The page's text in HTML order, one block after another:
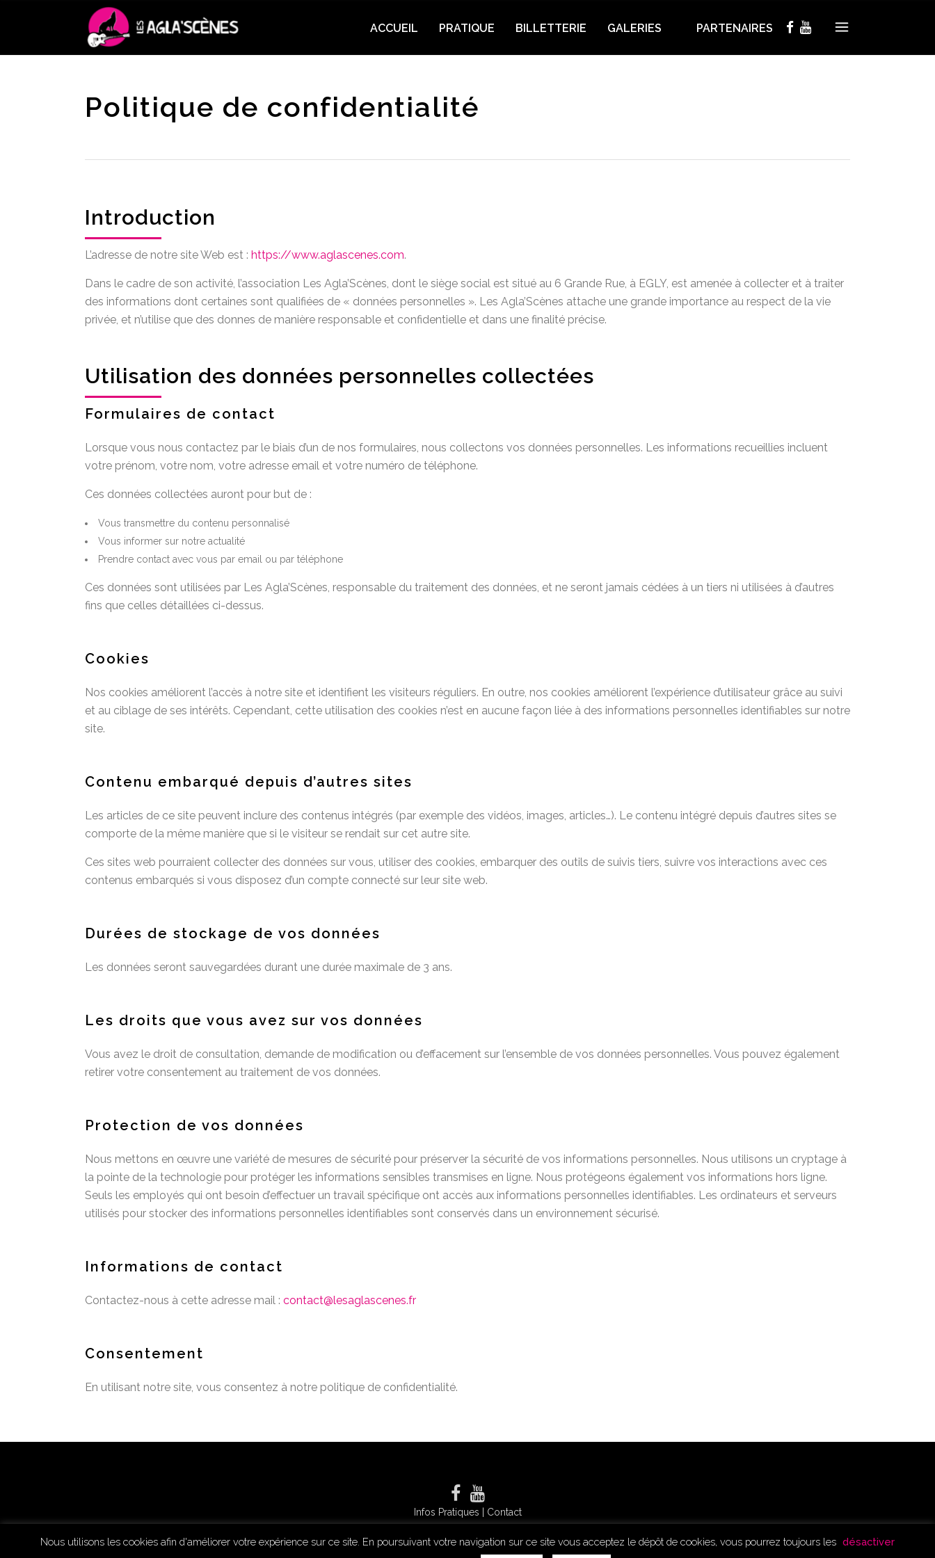
ACCUEIL PRATIQUE BILLETTERIE GALERIES PARTENAIRES
Politique de confidentialité
Introduction
L’adresse de notre site Web est : https://www.aglascenes.com.
Dans le cadre de son activité, l’association Les Agla’Scènes, dont le siège social est situé au 6 Grande Rue, à EGLY, est amenée à collecter et à traiter
des informations dont certaines sont qualifiées de « données personnelles ». Les Agla’Scènes attache une grande importance au respect de la vie
privée, et n’utilise que des donnes de manière responsable et confidentielle et dans une finalité précise.
Utilisation des données personnelles collectées
Formulaires de contact
Lorsque vous nous contactez par le biais d’un de nos formulaires, nous collectons vos données personnelles. Les informations recueillies incluent
votre prénom, votre nom, votre adresse email et votre numéro de téléphone.
Ces données collectées auront pour but de :
Vous transmettre du contenu personnalisé
Vous informer sur notre actualité
Prendre contact avec vous par email ou par téléphone
Ces données sont utilisées par Les Agla’Scènes, responsable du traitement des données, et ne seront jamais cédées à un tiers ni utilisées à d’autres
fins que celles détaillées ci-dessus.
Cookies
Nos cookies améliorent l’accès à notre site et identifient les visiteurs réguliers. En outre, nos cookies améliorent l’expérience d’utilisateur grâce au suivi
et au ciblage de ses intérêts. Cependant, cette utilisation des cookies n’est en aucune façon liée à des informations personnelles identifiables sur notre
site.
Contenu embarqué depuis d’autres sites
Les articles de ce site peuvent inclure des contenus intégrés (par exemple des vidéos, images, articles…). Le contenu intégré depuis d’autres sites se
comporte de la même manière que si le visiteur se rendait sur cet autre site.
Ces sites web pourraient collecter des données sur vous, utiliser des cookies, embarquer des outils de suivis tiers, suivre vos interactions avec ces
contenus embarqués si vous disposez d’un compte connecté sur leur site web.
Durées de stockage de vos données
Les données seront sauvegardées durant une durée maximale de 3 ans.
Les droits que vous avez sur vos données
Vous avez le droit de consultation, demande de modification ou d’effacement sur l’ensemble de vos données personnelles. Vous pouvez également
retirer votre consentement au traitement de vos données.
Protection de vos données
Nous mettons en œuvre une variété de mesures de sécurité pour préserver la sécurité de vos informations personnelles. Nous utilisons un cryptage à
la pointe de la technologie pour protéger les informations sensibles transmises en ligne. Nous protégeons également vos informations hors ligne.
Seuls les employés qui ont besoin d’effectuer un travail spécifique ont accès aux informations personnelles identifiables. Les ordinateurs et serveurs
utilisés pour stocker des informations personnelles identifiables sont conservés dans un environnement sécurisé.
Informations de contact
Contactez-nous à cette adresse mail : contact@lesaglascenes.fr
Consentement
En utilisant notre site, vous consentez à notre politique de confidentialité.
Infos Pratiques Contact
Nous utilisons les cookies afin d'améliorer votre expérience sur ce site. En poursuivant votre navigation sur ce site vous acceptez le dépôt de cookies, vous pourrez toujours les désactiver